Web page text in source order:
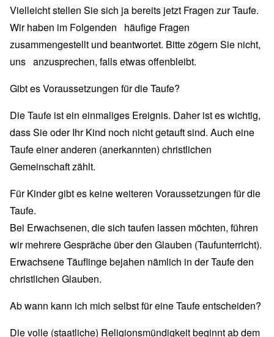
Vielleicht stellen Sie sich ja bereits jetzt Fragen zur Taufe.
Wir haben im Folgenden häufige Fragen
zusammengestellt und beantwortet. Bitte zögern Sie nicht,
uns anzusprechen, falls etwas offenbleibt.
Gibt es Voraussetzungen für die Taufe?
Die Taufe ist ein einmaliges Ereignis. Daher ist es wichtig,
dass Sie oder Ihr Kind noch nicht getauft sind. Auch eine
Taufe einer anderen (anerkannten) christlichen
Gemeinschaft zählt.
Für Kinder gibt es keine weiteren Voraussetzungen für die
Taufe.
Bei Erwachsenen, die sich taufen lassen möchten, führen
wir mehrere Gespräche über den Glauben (Taufunterricht).
Erwachsene Täuflinge bejahen nämlich in der Taufe den
christlichen Glauben.
Ab wann kann ich mich selbst für eine Taufe entscheiden?
Die volle (staatliche) Religionsmündigkeit beginnt ab dem